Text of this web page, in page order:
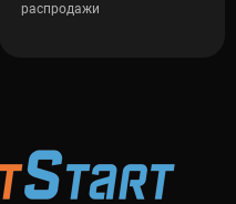
распродажи